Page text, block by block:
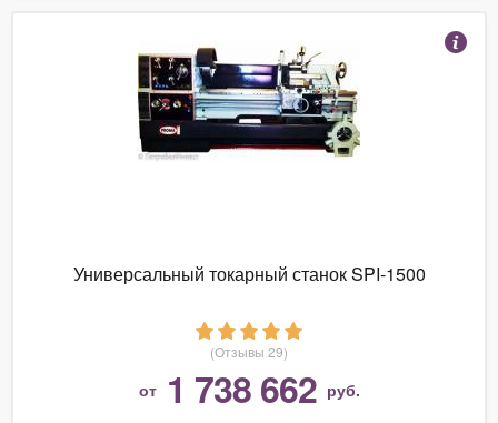
Универсальный токарный станок SPI-1500
(Отзывы 29)
от 1 738 662 руб.